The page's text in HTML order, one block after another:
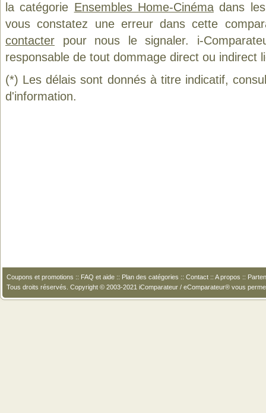
la catégorie Ensembles Home-Cinémadans les
vous constatez une erreur dans cette
contacter pour nous le signaler. i-
responsable de tout dommage direct ou indirect
(*) Les délais sont donnés à titre indicatif,
d'information.
Coupons et promotions :: FAQ et aide :: Plan des catégories :: Contact :: A propos ::
Tous droits réservés. Copyright © 2003-2021 iComparateur / eComparateur® vous